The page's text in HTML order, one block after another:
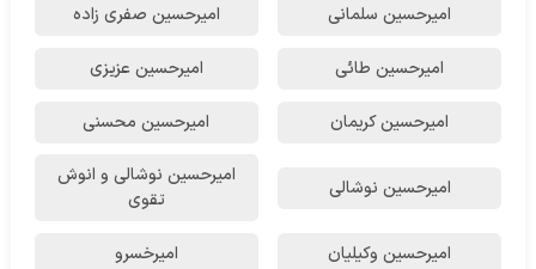
امیرحسین سلمانی امیرحسین صفری زاده
امیرحسین طائی امیرحسین عزیزی
امیرحسین کریمان امیرحسین محسنی
امیرحسین نوشالی
امیرحسین نوشالی و انوش
تقوی
امیرحسین وکیلیان امیرخسرو